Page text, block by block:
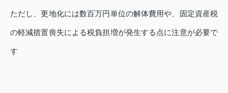
ただし、更地化には数百万円単位の解体費用や、固定資産税
の軽減措置喪失による税負担増が発生する点に注意が必要で
す